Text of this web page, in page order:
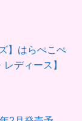
】はらぺこぺ
ディース】